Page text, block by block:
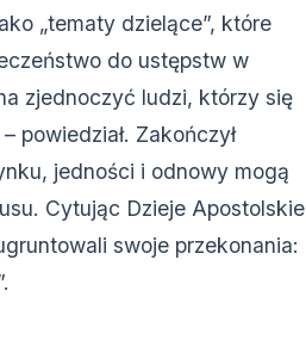
„tematy dzielące”, które
do ustępstw w
zjednoczyć ludzi, którzy się
powiedział. Zakończył
jedności i odnowy mogą
Cytując Dzieje Apostolskie
swoje przekonania: